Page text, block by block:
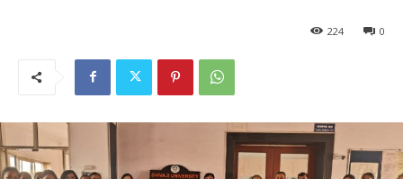
0
224